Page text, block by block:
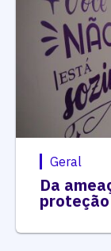
Geral
Da
proteção